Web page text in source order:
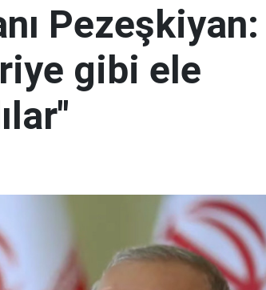
Pezeşkiyan:
gibi ele